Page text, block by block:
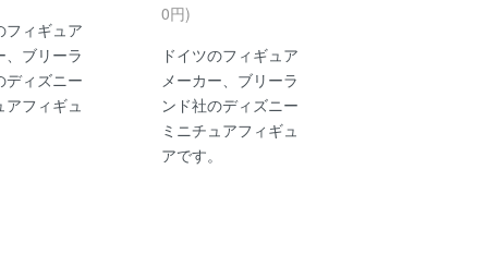
フィギュア
、ブリーラ
ディズニー
アフィギュ
0円)
ドイツのフィギュア
メーカー、ブリーラ
ンド社のディズニー
ミニチュアフィギュ
アです。